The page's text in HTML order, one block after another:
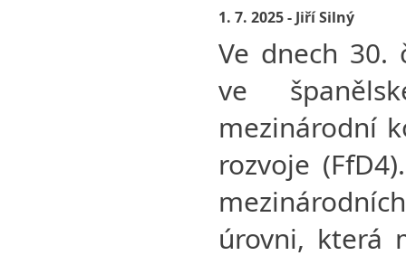
1. 7. 2025 - Jiří Silný
Ve dnech 30.
ve
mezinárodní
rozvoje
úrovni, která